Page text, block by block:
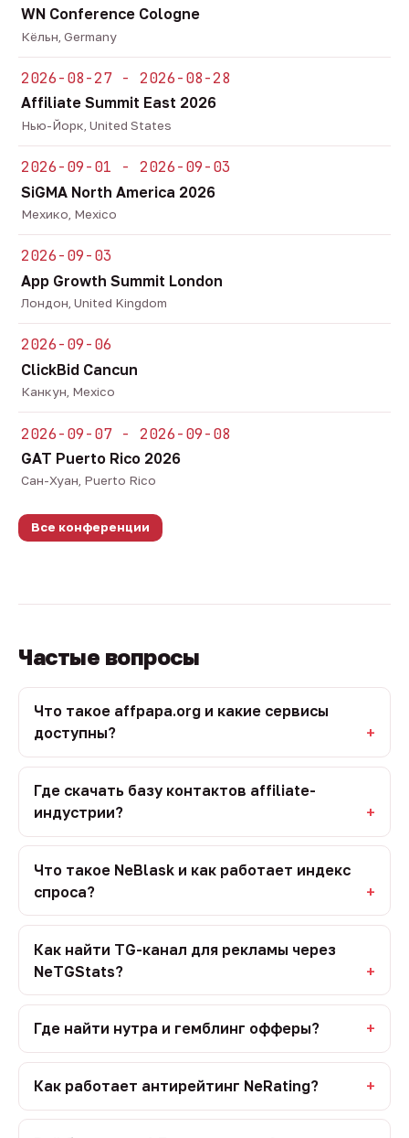
WN Conference Cologne
Кёльн, Germany
2026-08-27 - 2026-08-28
Affiliate Summit East 2026
Нью-Йорк, United States
2026-09-01 - 2026-09-03
SiGMA North America 2026
Мехико, Mexico
2026-09-03
App Growth Summit London
Лондон, United Kingdom
2026-09-06
ClickBid Cancun
Канкун, Mexico
2026-09-07 - 2026-09-08
GAT Puerto Rico 2026
Сан-Хуан, Puerto Rico
Все конференции
Частые вопросы
Что такое affpapa.org и какие сервисы
доступны?
Где скачать базу контактов affiliate-
индустрии?
Что такое NeBlask и как работает индекс
спроса?
Как найти TG-канал для рекламы через
NeTGStats?
Где найти нутра и гемблинг офферы?
Как работает антирейтинг NeRating?